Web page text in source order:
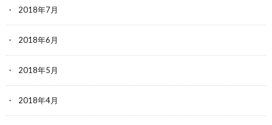
2018年7月
2018年6月
2018年5月
2018年4月